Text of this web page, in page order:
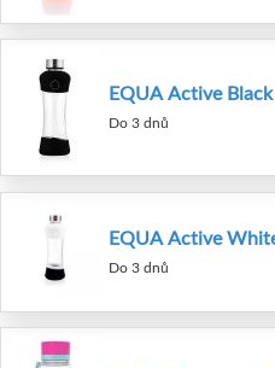
EQUA Active
Do 3 dnů
EQUA Active
Do 3 dnů